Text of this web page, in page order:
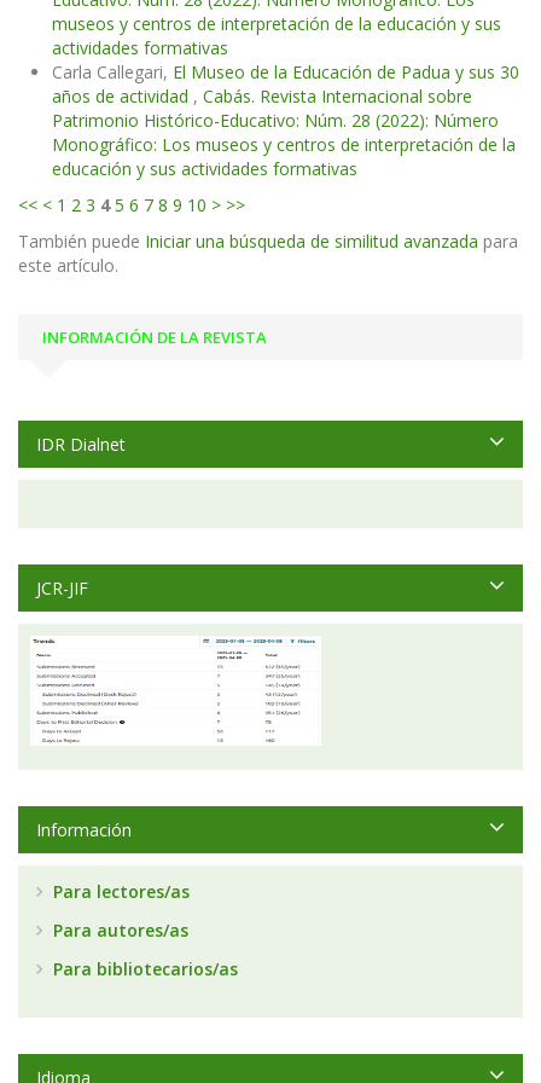
museos y centros de interpretación de la educación y sus
actividades formativas
Carla Callegari, El Museo de la Educación de Padua y sus 30
años de actividad , Cabás. Revista Internacional sobre
Patrimonio Histórico-Educativo: Núm. 28 (2022): Número
Monográfico: Los museos y centros de interpretación de la
educación y sus actividades formativas
<< < 1 2 3 4 5 6 7 8 9 10 > >>
También puede Iniciar una búsqueda de similitud avanzada para
este artículo.
INFORMACIÓN DE LA REVISTA
IDR Dialnet
JCR-JIF
Información
Para lectores/as
Para autores/as
Para bibliotecarios/as
Idioma